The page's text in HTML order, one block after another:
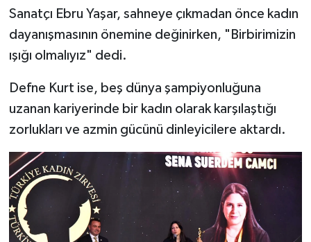
Sanatçı Ebru Yaşar, sahneye çıkmadan önce kadın
dayanışmasının önemine değinirken, "Birbirimizin
ışığı olmalıyız" dedi.
Defne Kurt ise, beş dünya şampiyonluğuna
uzanan kariyerinde bir kadın olarak karşılaştığı
zorlukları ve azmin gücünü dinleyicilere aktardı.